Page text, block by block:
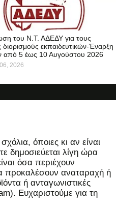
του Ν.Τ. ΑΔΕΔΥ για τους
διορισμούς εκπαιδευτικών-Έναρξη
από 5 έως 10 Αυγούστου 2026
2026
όποιες κι αν είναι
δημοσιεύεται λίγη ώρα
όσα περιέχουν
προκαλέσουν αναταραχή ή
ή ανταγωνιστικές
Ευχαριστούμε για τη